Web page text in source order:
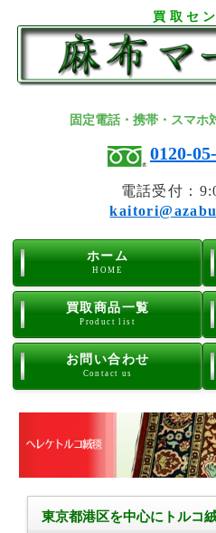
買取セ
固定電話・携帯・スマホ
0120-
電話受付：
ホーム
HOME
買取商品一覧
Product list
お問い合わせ
Contact us
東京都港区を中心にトルコ